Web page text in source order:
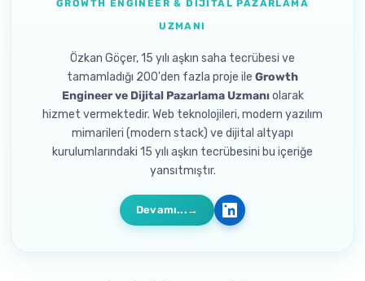
GROWTH ENGINEER & DIJITAL PAZARLAMA
UZMANI
Özkan Göçer, 15 yılı aşkın saha tecrübesi ve
tamamladığı 200'den fazla proje ile Growth
Engineer ve Dijital Pazarlama Uzmanıolarak
hizmet vermektedir. Web teknolojileri, modern yazılım
mimarileri (modern stack) ve dijital altyapı
kurulumlarındaki 15 yılı aşkın tecrübesini bu içeriğe
yansıtmıştır.
Devamı...